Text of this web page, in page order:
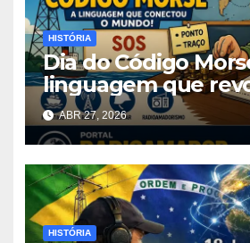
HISTÓRIA
Dia do Código
linguagem que
a comunicação
ABR 27, 2026
HISTÓRIA